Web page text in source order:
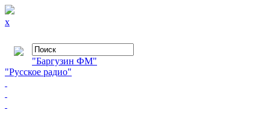
x
"Баргузин ФМ"
"Русское радио"